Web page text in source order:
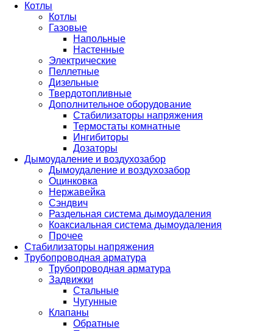
Котлы
Котлы
Газовые
Напольные
Настенные
Электрические
Пеллетные
Дизельные
Твердотопливные
Дополнительное оборудование
Стабилизаторы напряжения
Термостаты комнатные
Ингибиторы
Дозаторы
Дымоудаление и воздухозабор
Дымоудаление и воздухозабор
Оцинковка
Нержавейка
Сэндвич
Раздельная система дымоудаления
Коаксиальная система дымоудаления
Прочее
Стабилизаторы напряжения
Трубопроводная арматура
Трубопроводная арматура
Задвижки
Стальные
Чугунные
Клапаны
Обратные